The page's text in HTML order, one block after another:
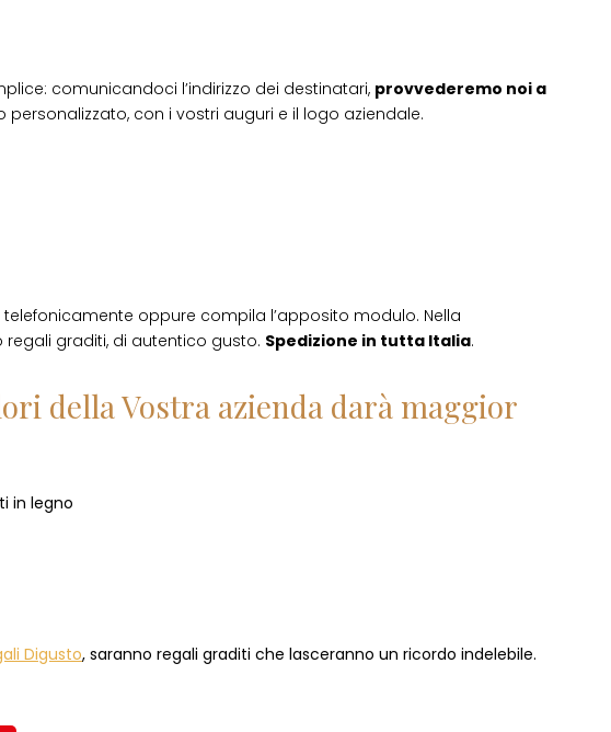
comunicandoci l’indirizzo dei destinatari, provvederemo noi a
con i vostri auguri e il logo aziendale.
oppure compila l’apposito modulo. Nella
regali graditi, di autentico gusto. Spedizione in tutta Italia.
della Vostra azienda darà maggior
in legno
Digusto, saranno regali graditi che lasceranno un ricordo indelebile.